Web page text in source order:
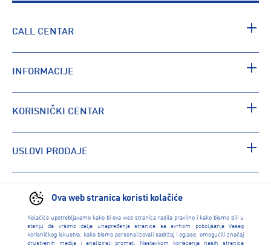
Ova web stranica koristi kolačiće
Kolačiće upotrebljavamo kako bi ova web stranica radila pravilno i kako bismo bili u
stanju da vršimo dalja unapređenja stranice sa svrhom poboljšanja Vašeg
korisničkog iskustva, kako bismo personalizovali sadržaj i oglase, omogućili značaj
društvenih medija i analizirali promet. Nastavkom korišćenja naših stranica
CALL CENTAR
INFORMACIJE
KORISNIČKI CENTAR
USLOVI PRODAJE
PRONAĐI RADNJU